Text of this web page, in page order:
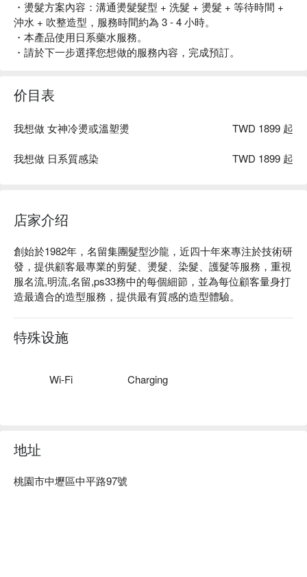
・燙髮方案內容：溝通燙髮髮型 + 洗髮 + 燙髮 + 等待時間 +
沖水 + 吹整造型，服務時間約為 3 - 4 小時。
・本產品使用日系藥水服務。
・請於下一步選擇您想做的服務內容，完成預訂。
价目表
我想做 女神冷燙或溫塑燙 TWD 1899 起
我想做 日系質感染 TWD 1899 起
店家介绍
創始於1982年，名留集團髮型沙龍，近四十年來專注於技術研
發，提供顧客最專業的剪髮、燙髮、染髮、護髮等服務，重視
服名流,明流,名留,ps33務中的每個細節，並為每位顧客量身打
造最適合的造型服務，提供最有質感的造型體驗。
特殊设施
Wi-Fi Charging
地址
桃園市中壢區中平路97號